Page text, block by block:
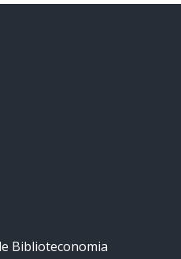
Biblioteconomia